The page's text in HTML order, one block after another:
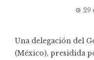
29
Una delegación del
(México), presidida